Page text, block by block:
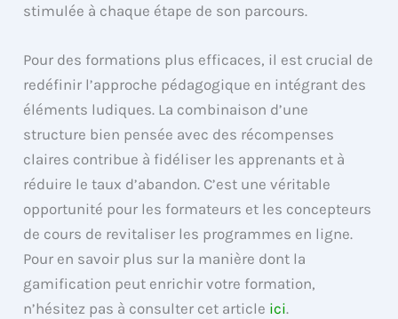
stimulée à chaque étape de son parcours.
Pour des formations plus efficaces, il est crucial de
redéfinir l’approche pédagogique en intégrant des
éléments ludiques. La combinaison d’une
structure bien pensée avec des récompenses
claires contribue à fidéliser les apprenants et à
réduire le taux d’abandon. C’est une véritable
opportunité pour les formateurs et les concepteurs
de cours de revitaliser les programmes en ligne.
Pour en savoir plus sur la manière dont la
gamification peut enrichir votre formation,
n’hésitez pas à consulter cet article ici.